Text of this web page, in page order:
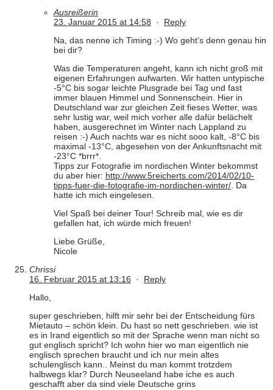
Ausreißerin
23. Januar 2015 at 14:58 · Reply
Na, das nenne ich Timing :-) Wo geht’s denn genau hin
bei dir?
Was die Temperaturen angeht, kann ich nicht groß mit
eigenen Erfahrungen aufwarten. Wir hatten untypische
-5°C bis sogar leichte Plusgrade bei Tag und fast
immer blauen Himmel und Sonnenschein. Hier in
Deutschland war zur gleichen Zeit fieses Wetter, was
sehr lustig war, weil mich vorher alle dafür belächelt
haben, ausgerechnet im Winter nach Lappland zu
reisen :-) Auch nachts war es nicht sooo kalt, -8°C bis
maximal -13°C, abgesehen von der Ankunftsnacht mit
-23°C *brrr*.
Tipps zur Fotografie im nordischen Winter bekommst
du aber hier: http://www.5reicherts.com/2014/02/10-
tipps-fuer-die-fotografie-im-nordischen-winter/. Da
hatte ich mich eingelesen.
Viel Spaß bei deiner Tour! Schreib mal, wie es dir
gefallen hat, ich würde mich freuen!
Liebe Grüße,
Nicole
Chrissi
16. Februar 2015 at 13:16 · Reply
Hallo,
super geschrieben, hilft mir sehr bei der Entscheidung fürs
Mietauto – schön klein. Du hast so nett geschrieben. wie ist
es in Irand eigentlich so mit der Sprache wenn man nicht so
gut englisch spricht? Ich wohn hier wo man eigentlich nie
englisch sprechen braucht und ich nur mein altes
schulenglisch kann.. Meinst du man kommt trotzdem
halbwegs klar? Durch Neuseeland habe iche es auch
geschafft aber da sind viele Deutsche grins